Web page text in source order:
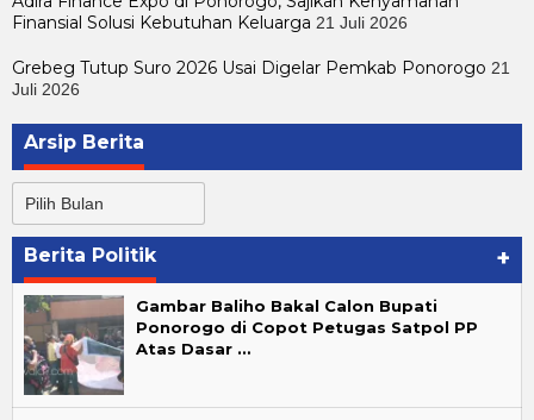
Finansial Solusi Kebutuhan Keluarga 21 Juli 2026
Grebeg Tutup Suro 2026 Usai Digelar Pemkab Ponorogo 21
Juli 2026
Arsip Berita
Berita
Berita Politik +
Gambar Baliho Bakal Calon Bupati
Ponorogo di Copot Petugas Satpol PP
Atas Dasar …